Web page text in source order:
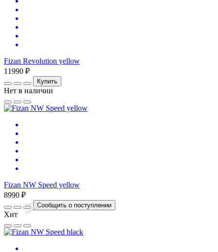
Fizan Revolution yellow
11990 ₽
Купить
Нет в наличии
Fizan NW Speed yellow
Нет
в
на
л
и
ч
и
и
8990 ₽
Сообщить о поступлении
Хит